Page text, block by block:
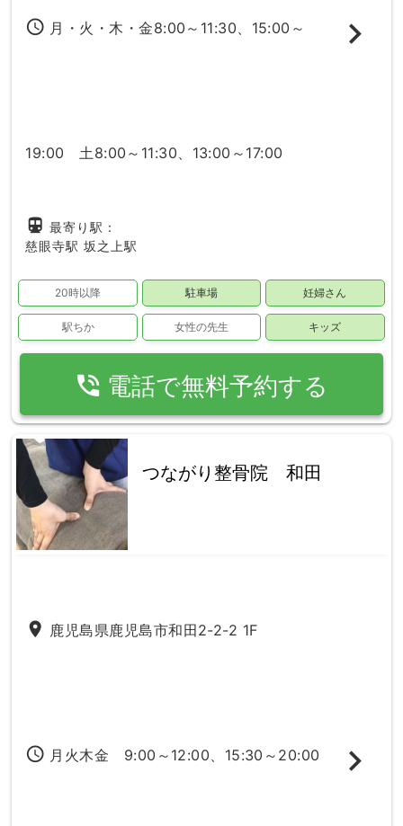
access_time 月・火・木・金8:00～11:30、15:00～
19:00 土8:00～11:30、13:00～17:00
directions_subway 最寄り駅：
慈眼寺駅 坂之上駅
20時以降 駐車場 妊婦さん
駅ちか 女性の先生 キッズ
phone_in_talk 電話で無料予約する
つながり整骨院 和田
place 鹿児島県鹿児島市和田2-2-2 1F
access_time 月火木金 9:00～12:00、15:30～20:00